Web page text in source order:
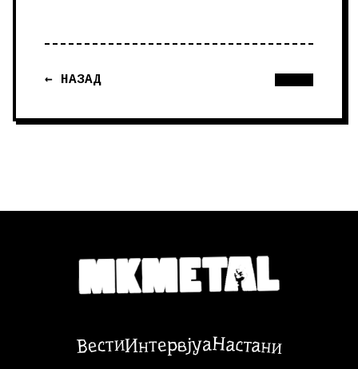
← НАЗАД
ВестиИнтервјуаНастани